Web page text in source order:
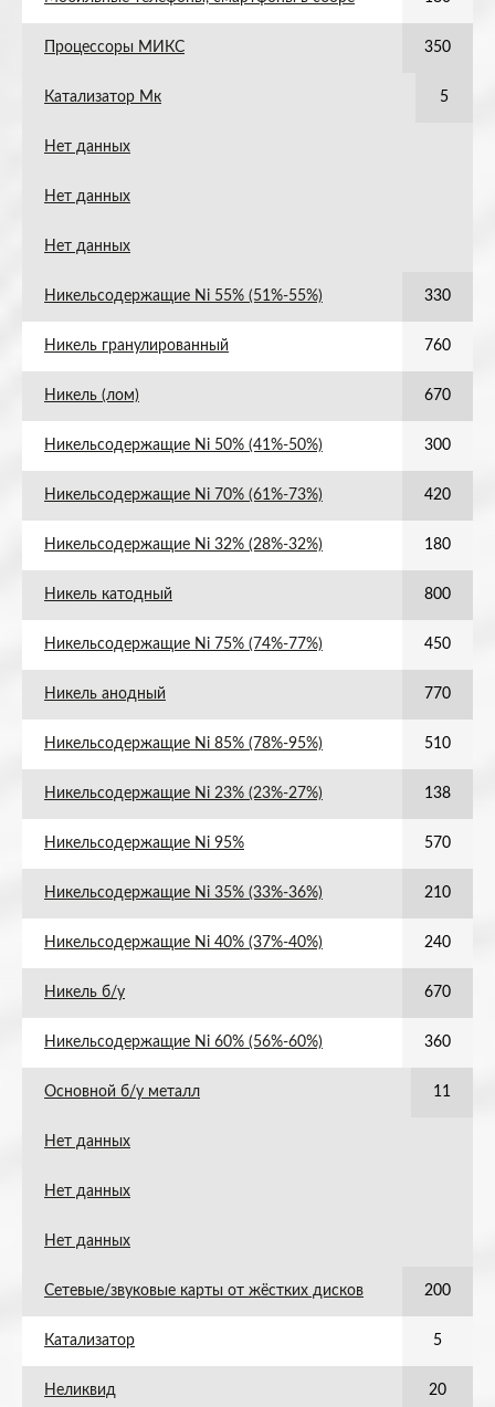
Процессоры МИКС 350
Катализатор Мк 5
Нет данных
Нет данных
Нет данных
Никельсодержащие Ni 55% (51%-55%) 330
Никель гранулированный 760
Никель (лом) 670
Никельсодержащие Ni 50% (41%-50%) 300
Никельсодержащие Ni 70% (61%-73%) 420
Никельсодержащие Ni 32% (28%-32%) 180
Никель катодный 800
Никельсодержащие Ni 75% (74%-77%) 450
Никель анодный 770
Никельсодержащие Ni 85% (78%-95%) 510
Никельсодержащие Ni 23% (23%-27%) 138
Никельсодержащие Ni 95% 570
Никельсодержащие Ni 35% (33%-36%) 210
Никельсодержащие Ni 40% (37%-40%) 240
Никель б/у 670
Никельсодержащие Ni 60% (56%-60%) 360
Основной б/у металл 11
Нет данных
Нет данных
Нет данных
Сетевые/звуковые карты от жёстких дисков 200
Катализатор 5
Неликвид 20